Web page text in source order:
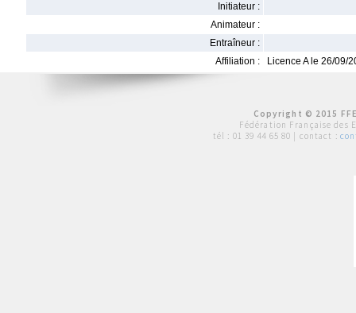
Initiateur :
Animateur :
Entraîneur :
Affiliation :
Licence A le 26/09/
Copyright © 2015
Fédération Française des
tél : 01 39 44 65 80 | contact :